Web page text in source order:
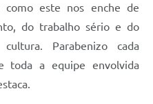
como este nos enche de
do trabalho sério e do
Parabenizo cada
toda a equipe envolvida